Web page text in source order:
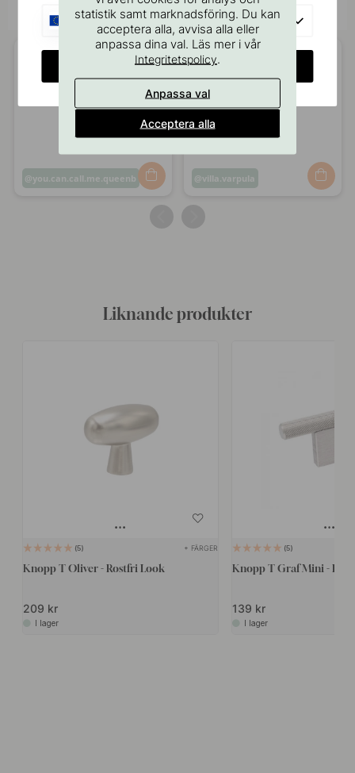
Inlägg
you.can.call.me.queenb
Inlägg
villa.varpula
Liknande produkter
5 + FÄRGER
Knopp T Oliver - Rostfri Look
209 kr
I lager
5
Knopp T Graf Mini -
139 kr
I lager
statistik samt marknadsföring. Du kan
acceptera alla, avvisa alla eller
anpassa dina val. Läs mer i vår
Integritetspolicy.
Anpassa val
Acceptera alla
EU
CHANGE COUNTRY